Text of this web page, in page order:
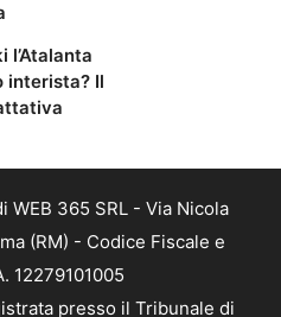
l’Atalanta
interista? Il
365 SRL - Via Nicola
(RM) - Codice Fiscale e
12279101005
presso il Tribunale di